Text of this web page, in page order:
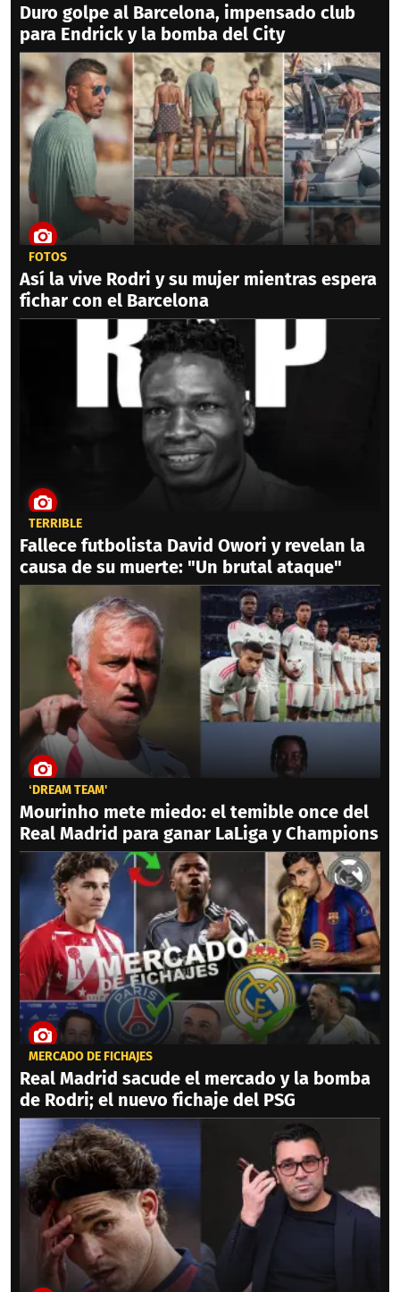
Duro golpe al Barcelona, impensado club
para Endrick y la bomba del City
FOTOS
Así la vive Rodri y su mujer mientras espera
fichar con el Barcelona
TERRIBLE
Fallece futbolista David Owori y revelan la
causa de su muerte: "Un brutal ataque"
‘DREAM TEAM'
Mourinho mete miedo: el temible once del
Real Madrid para ganar LaLiga y Champions
MERCADO DE FICHAJES
Real Madrid sacude el mercado y la bomba
de Rodri; el nuevo fichaje del PSG